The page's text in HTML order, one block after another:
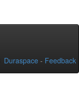
Duraspace - Feedback